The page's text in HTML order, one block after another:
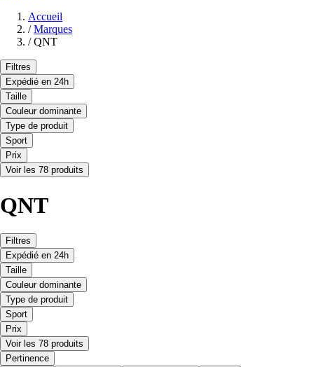
Accueil
/ Marques
/ QNT
Filtres
Expédié en 24h
Taille
Couleur dominante
Type de produit
Sport
Prix
Voir les 78 produits
QNT
Filtres
Expédié en 24h
Taille
Couleur dominante
Type de produit
Sport
Prix
Voir les 78 produits
Pertinence